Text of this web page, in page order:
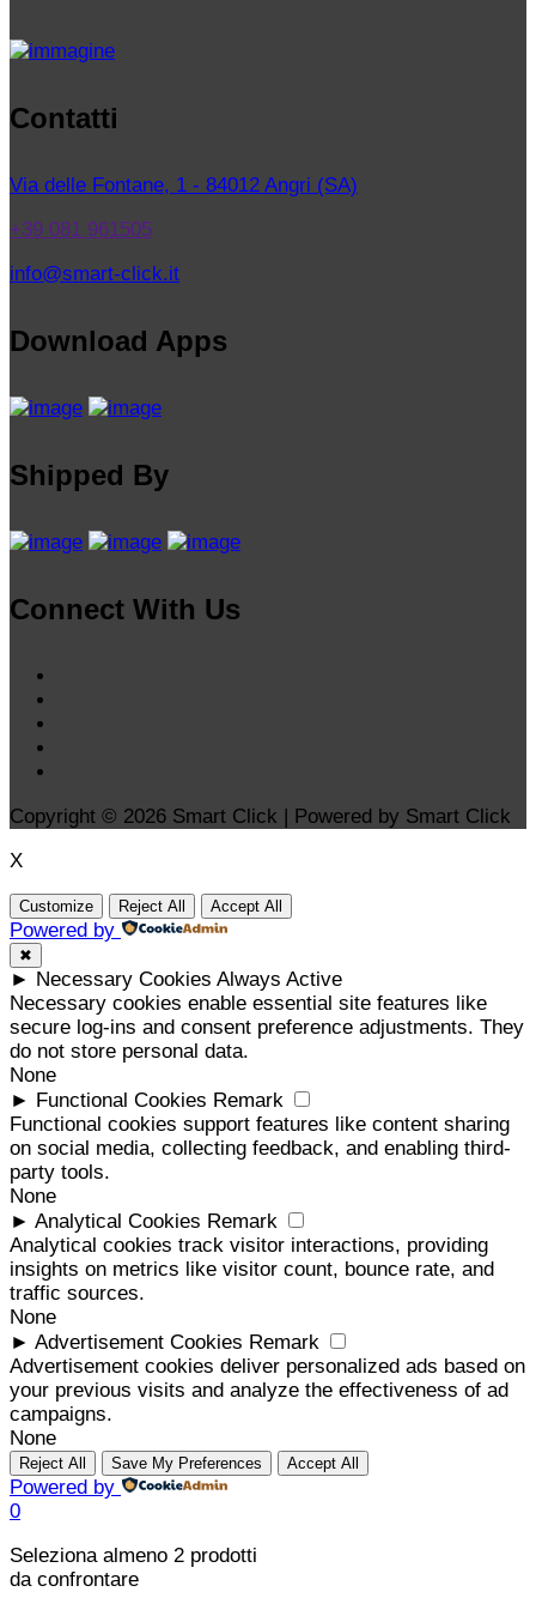
Contatti
Via delle Fontane, 1 - 84012 Angri (SA)
+39 081 961505
info@smart-click.it
Download Apps
Shipped By
Connect With Us
Copyright © 2026 Smart Click | Powered by Smart Click
X
Customize Reject All Accept All
Powered by
✖
► Necessary Cookies Always Active
Necessary cookies enable essential site features like
secure log-ins and consent preference adjustments. They
do not store personal data.
None
► Functional Cookies Remark
Functional cookies support features like content sharing
on social media, collecting feedback, and enabling third-
party tools.
None
► Analytical Cookies Remark
Analytical cookies track visitor interactions, providing
insights on metrics like visitor count, bounce rate, and
traffic sources.
None
► Advertisement Cookies Remark
Advertisement cookies deliver personalized ads based on
your previous visits and analyze the effectiveness of ad
campaigns.
None
Reject All Save My Preferences Accept All
Powered by
0
Seleziona almeno 2 prodotti
da confrontare